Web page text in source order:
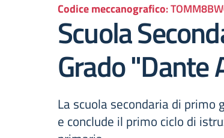
Codice meccanografico:
Scuola
Grado "Dante
La scuola secondaria di primo
e conclude il primo ciclo di